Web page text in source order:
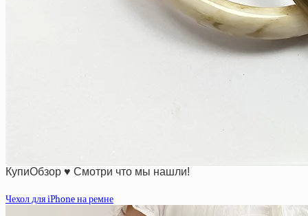
КупиОбзор ♥ Смотри что мы нашли!
Чехол для iPhone на ремне